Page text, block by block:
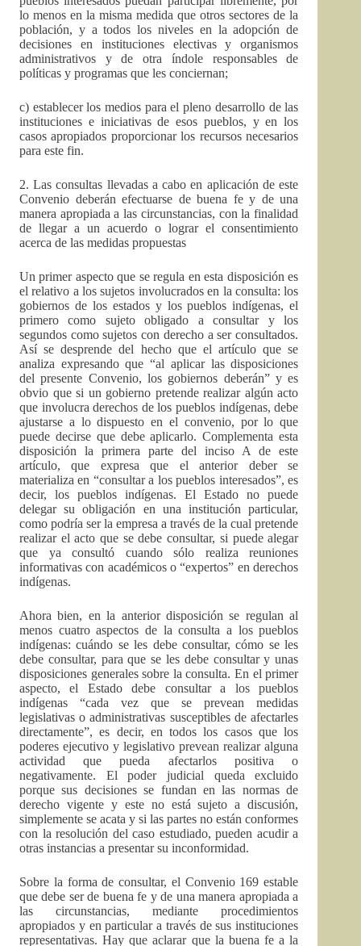
lo menos en la misma medida que otros sectores de la
población, y a todos los niveles en la adopción de
decisiones en instituciones electivas y organismos
administrativos y de otra índole responsables de
políticas y programas que les conciernan;
c) establecer los medios para el pleno desarrollo de las
instituciones e iniciativas de esos pueblos, y en los
casos apropiados proporcionar los recursos necesarios
para este fin.
2. Las consultas llevadas a cabo en aplicación de este
Convenio deberán efectuarse de buena fe y de una
manera apropiada a las circunstancias, con la finalidad
de llegar a un acuerdo o lograr el consentimiento
acerca de las medidas propuestas
Un primer aspecto que se regula en esta disposición es
el relativo a los sujetos involucrados en la consulta: los
gobiernos de los estados y los pueblos indígenas, el
primero como sujeto obligado a consultar y los
segundos como sujetos con derecho a ser consultados.
Así se desprende del hecho que el artículo que se
analiza expresando que “al aplicar las disposiciones
del presente Convenio, los gobiernos deberán” y es
obvio que si un gobierno pretende realizar algún acto
que involucra derechos de los pueblos indígenas, debe
ajustarse a lo dispuesto en el convenio, por lo que
puede decirse que debe aplicarlo. Complementa esta
disposición la primera parte del inciso A de este
artículo, que expresa que el anterior deber se
materializa en “consultar a los pueblos interesados”, es
decir, los pueblos indígenas. El Estado no puede
delegar su obligación en una institución particular,
como podría ser la empresa a través de la cual pretende
realizar el acto que se debe consultar, si puede alegar
que ya consultó cuando sólo realiza reuniones
informativas con académicos o “expertos” en derechos
indígenas.
Ahora bien, en la anterior disposición se regulan al
menos cuatro aspectos de la consulta a los pueblos
indígenas: cuándo se les debe consultar, cómo se les
debe consultar, para que se les debe consultar y unas
disposiciones generales sobre la consulta. En el primer
aspecto, el Estado debe consultar a los pueblos
indígenas “cada vez que se prevean medidas
legislativas o administrativas susceptibles de afectarles
directamente”, es decir, en todos los casos que los
poderes ejecutivo y legislativo prevean realizar alguna
actividad que pueda afectarlos positiva o
negativamente. El poder judicial queda excluido
porque sus decisiones se fundan en las normas de
derecho vigente y este no está sujeto a discusión,
simplemente se acata y si las partes no están conformes
con la resolución del caso estudiado, pueden acudir a
otras instancias a presentar su inconformidad.
Sobre la forma de consultar, el Convenio 169 estable
que debe ser de buena fe y de una manera apropiada a
las circunstancias, mediante procedimientos
apropiados y en particular a través de sus instituciones
representativas. Hay que aclarar que la buena fe a la